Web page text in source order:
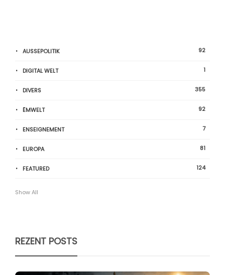
AUSSEPOLITIK 92
DIGITAL WELT 1
DIVERS 355
ËMWELT 92
ENSEIGNEMENT 7
EUROPA 81
FEATURED 124
Show All
REZENT POSTS